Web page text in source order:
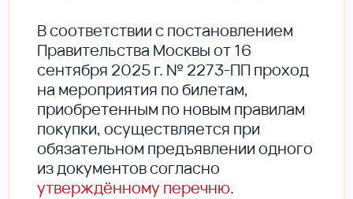
В соответствии с постановлением
Правительства Москвы от 16
сентября 2025 г. № 2273-ПП проход
на мероприятия по билетам,
приобретенным по новым правилам
покупки, осуществляется при
обязательном предъявлении одного
из документов согласно
утверждённому перечню.